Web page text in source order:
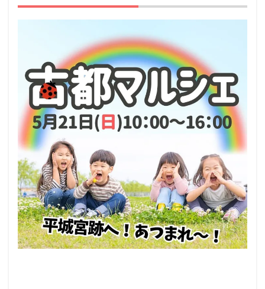
とは
ペッ
ト
（犬
＆
猫）
と行
ける
その
他の
イベ
ント
情報